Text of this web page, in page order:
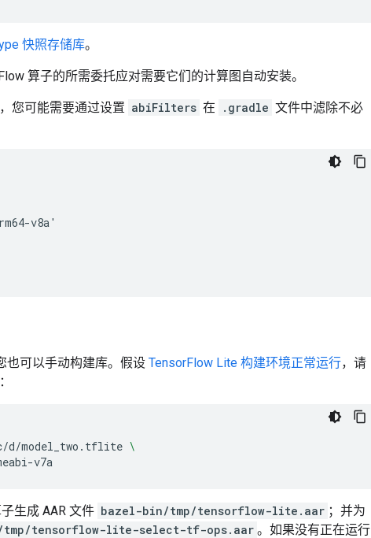
快照存储库。
算子的所需委托应对需要它们的计算图自动安装。
您可能需要通过设置 abiFilters 在 .gradle 文件中滤除不必
v8a'
也可以手动构建库。假设 TensorFlow Lite 构建环境正常运行，请
d/model_two.tflite \
生成 AAR 文件 bazel-bin/tmp/tensorflow-lite.aar ；并为
tmp/tensorflow-lite-select-tf-ops.aar 。如果没有正在运行